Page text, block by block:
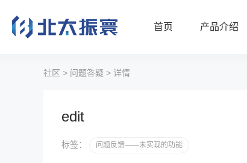
首页 产品介绍
社区 > 问题答疑 > 详情
edit
标签： 问题反馈——未实现的功能